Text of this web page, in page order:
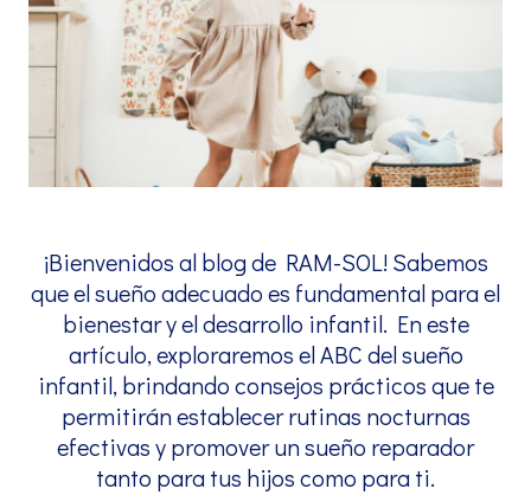
¡Bienvenidos al blog de RAM-SOL! Sabemos
que el sueño adecuado es fundamental para el
bienestar y el desarrollo infantil. En este
artículo, exploraremos el ABC del sueño
infantil, brindando consejos prácticos que te
permitirán establecer rutinas nocturnas
efectivas y promover un sueño reparador
tanto para tus hijos como para ti.